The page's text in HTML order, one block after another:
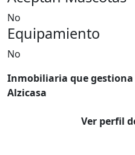
No
Equipamiento
No
Inmobiliaria que gestiona
Alzicasa
Ver perfil